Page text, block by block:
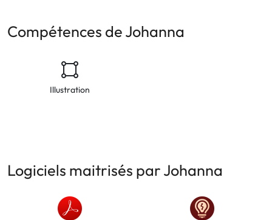
Compétences de Johanna
Illustration
Logiciels maitrisés par Johanna